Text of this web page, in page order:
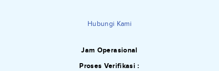
Hubungi Kami
Jam Operasional
Proses Verifikasi :